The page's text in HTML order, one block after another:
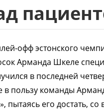
офф эстонского
Арманда Шкеле
в последней
в пользу команды
его достать, со